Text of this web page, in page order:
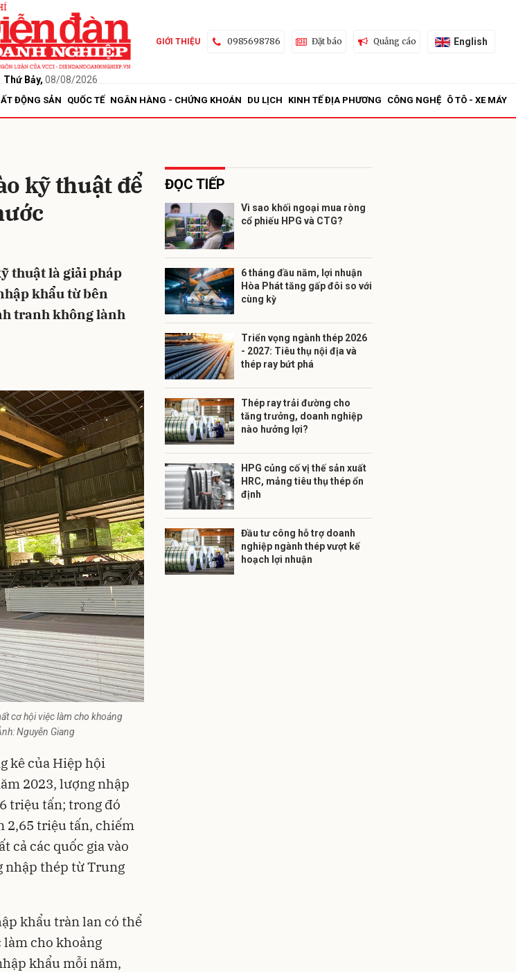
Thứ Bảy, 08/08/2026
GIỚI THIỆU 0985698786 Đặt báo Quảng cáo English
ĐỘNG SẢN QUỐC TẾ NGÂN HÀNG - CHỨNG KHOÁN DU LỊCH KINH TẾ ĐỊA PHƯƠNG CÔNG NGHỆ Ô TÔ - XE MÁY
kỹ thuật để
thuật là giải pháp
khẩu từ bên
tranh không lành
cơ hội việc làm cho khoảng
Nguyễn Giang
kê của Hiệp hội
2023, lượng nhập
triệu tấn; trong đó
2,65 triệu tấn, chiếm
cả các quốc gia vào
nhập thép từ Trung
khẩu tràn lan có thể
cho khoảng
khẩu mỗi năm,
ĐỌC TIẾP
Vì sao khối ngoại mua ròng
cổ phiếu HPG và CTG?
6 tháng đầu năm, lợi nhuận
Hòa Phát tăng gấp đôi so với
cùng kỳ
Triển vọng ngành thép 2026
- 2027: Tiêu thụ nội địa và
thép ray bứt phá
Thép ray trải đường cho
tăng trưởng, doanh nghiệp
nào hưởng lợi?
HPG củng cố vị thế sản xuất
HRC, mảng tiêu thụ thép ổn
định
Đầu tư công hỗ trợ doanh
nghiệp ngành thép vượt kế
hoạch lợi nhuận
Gửi